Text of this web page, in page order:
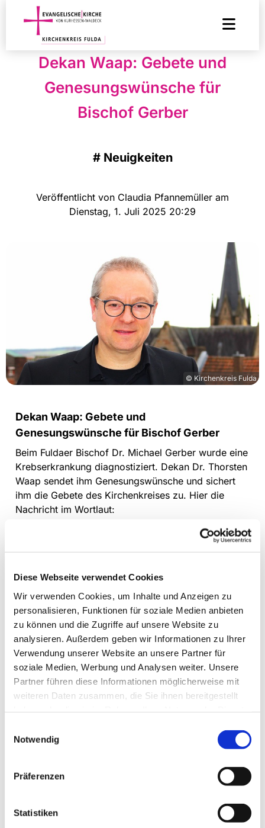
Diese Webseite verwendet Cookies
Wir verwenden Cookies, um Inhalte und Anzeigen zu
personalisieren, Funktionen für soziale Medien anbieten
zu können und die Zugriffe auf unsere Website zu
analysieren. Außerdem geben wir Informationen zu Ihrer
Verwendung unserer Website an unsere Partner für
soziale Medien, Werbung und Analysen weiter. Unsere
Partner führen diese Informationen möglicherweise mit
weiteren Daten zusammen, die Sie ihnen bereitgestellt
Notwendig
Präferenzen
Statistiken
Dekan Waap: Gebete und
Genesungswünsche für
Bischof Gerber
# Neuigkeiten
Veröffentlicht von Claudia Pfannemüller am
Dienstag, 1. Juli 2025 20:29
© Kirchenkreis Fulda
Dekan Waap: Gebete und
Genesungswünsche für Bischof Gerber
Beim Fuldaer Bischof Dr. Michael Gerber wurde eine
Krebserkrankung diagnostiziert. Dekan Dr. Thorsten
Waap sendet ihm Genesungswünsche und sichert
ihm die Gebete des Kirchenkreises zu. Hier die
Nachricht im Wortlaut:
Bewahrung für die anstehende Operation. Unser
glücklich über die gute Zusammenarbeit und die
wirklich tolle Ökumene, die wir hier in Fulda leben
können, auch und besonders durch Ihre Person, ihr
Herz für das gemeinsame Leben in Christus.
Wir werden unserem Herrn in den Ohren liegen und
ihm alles ans Herz legen.
Der Monatsspruch für Juli ist uns Weisung: "Sorgt
und flehend eure Bitten mit Dank vor Gott!" (Phil
4,6)
Herzliche Segens- und Genesungswünsche